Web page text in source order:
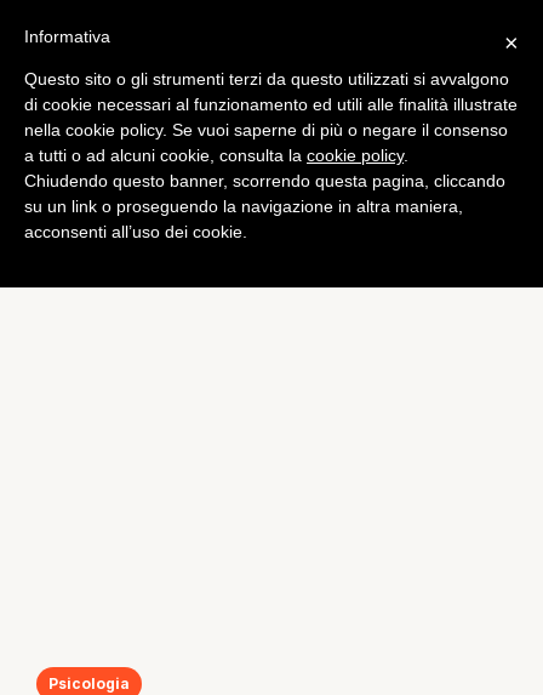
Psicologia
×
Informativa
Questo sito o gli strumenti terzi da questo utilizzati si avvalgono
di cookie necessari al funzionamento ed utili alle finalità illustrate
nella cookie policy. Se vuoi saperne di più o negare il consenso
a tutti o ad alcuni cookie, consulta la cookie policy.
Chiudendo questo banner, scorrendo questa pagina, cliccando
su un link o proseguendo la navigazione in altra maniera,
acconsenti all’uso dei cookie.